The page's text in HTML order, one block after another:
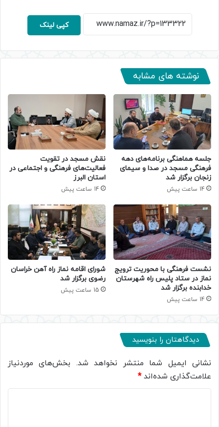
کپی لینک
نوشته های مشابه
جلسه هماهنگی برنامه‌های دهه
فرهنگی مسجد در صدا و سیمای
زنجان برگزار شد
14 ساعت پیش
نقش مسجد در تقویت
فعالیت‌های فرهنگی و اجتماعی در
استان البرز
14 ساعت پیش
نشست فرهنگی با محوریت ترویج
نماز در ستاد پلیس راه شهرستان
خدابنده برگزار شد
14 ساعت پیش
شورای اقامه نماز راه آهن خراسان
رضوی برگزار شد
15 ساعت پیش
دیدگاهتان را بنویسید
نشانی ایمیل شما منتشر نخواهد شد. بخش‌های موردنیاز
علامت‌گذاری شده‌اند*